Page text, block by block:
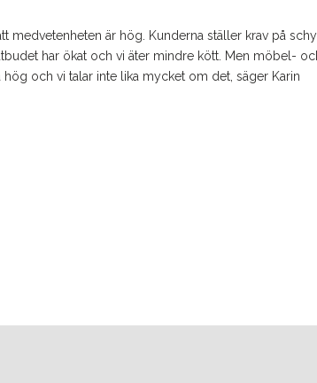
medvetenheten är hög. Kunderna ställer krav på
har ökat och vi äter mindre kött. Men möbel-
och vi talar inte lika mycket om det, säger Karin